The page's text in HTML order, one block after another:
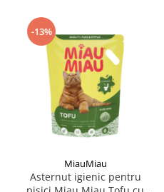
-13%
MiauMiau
Asternut igienic pentru